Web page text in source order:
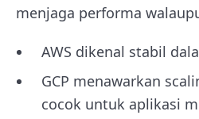
menjaga performa
AWS dikenal stabil
GCP menawarkan
cocok untuk aplikasi